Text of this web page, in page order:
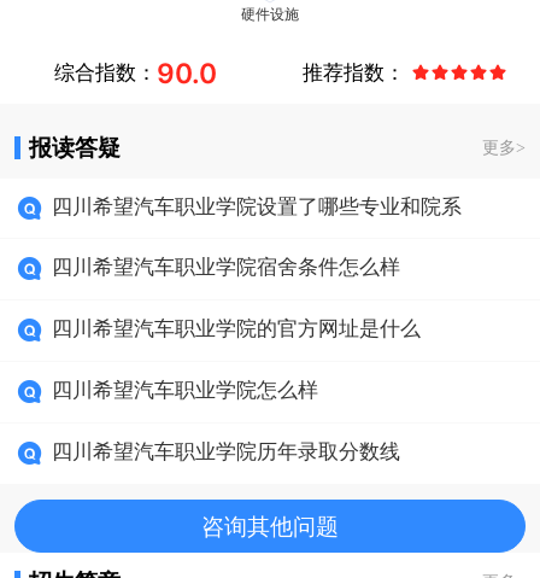
综合指数： 90.0 推荐指数：
报读答疑 更多>
四川希望汽车职业学院设置了哪些专业和院系
四川希望汽车职业学院宿舍条件怎么样
四川希望汽车职业学院的官方网址是什么
四川希望汽车职业学院怎么样
四川希望汽车职业学院历年录取分数线
咨询其他问题